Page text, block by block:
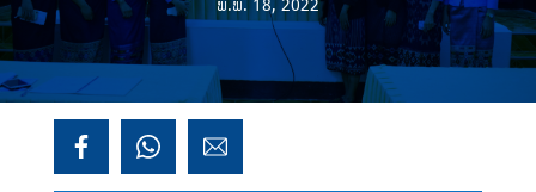
ພ.ພ. 18, 2022